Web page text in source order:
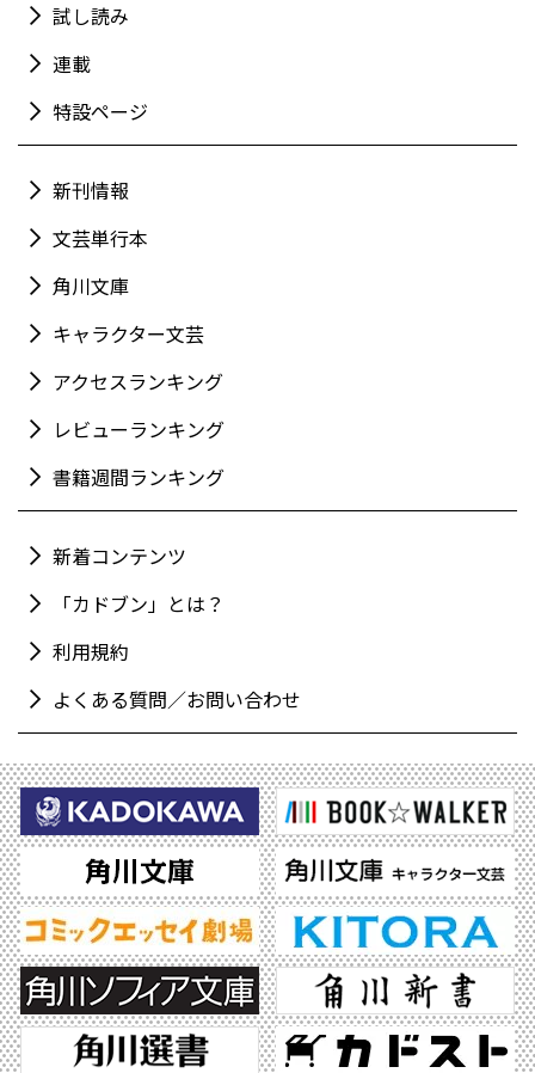
試し読み
連載
特設ページ
新刊情報
文芸単行本
角川文庫
キャラクター文芸
アクセスランキング
レビューランキング
書籍週間ランキング
新着コンテンツ
「カドブン」とは？
利用規約
よくある質問／お問い合わせ